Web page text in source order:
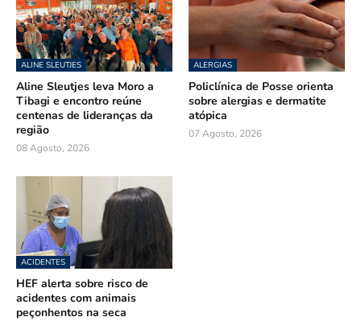
ALINE SLEUTJES
Aline Sleutjes leva Moro a
Tibagi e encontro reúne
centenas de lideranças da
região
08 Agosto, 2026
ALERGIAS
Policlínica de Posse orienta
sobre alergias e dermatite
atópica
07 Agosto, 2026
ACIDENTES
HEF alerta sobre risco de
acidentes com animais
peçonhentos na seca